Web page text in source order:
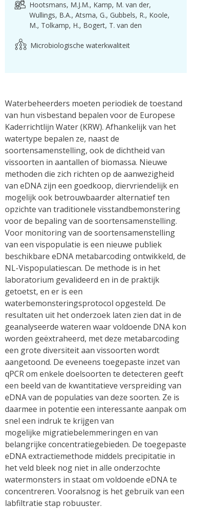
Hootsmans, M.J.M. Kamp, M. van der
Wullings, B.A. Atsma, G. Gubbels, R. Koole,
M. Tolkamp, H. Bogert, T. van den
Microbiologische waterkwaliteit
Waterbeheerders moeten periodiek de toestand
van hun visbestand bepalen voor de Europese
Kaderrichtlijn Water (KRW). Afhankelijk van het
watertype bepalen ze, naast de
soortensamenstelling, ook de dichtheid van
vissoorten in aantallen of biomassa. Nieuwe
methoden die zich richten op de aanwezigheid
van eDNA zijn een goedkoop, diervriendelijk en
mogelijk ook betrouwbaarder alternatief ten
opzichte van traditionele visstandbemonstering
voor de bepaling van de soortensamenstelling.
Voor monitoring van de soortensamenstelling
van een vispopulatie is een nieuwe publiek
beschikbare eDNA metabarcoding ontwikkeld, de
NL-Vispopulatiescan. De methode is in het
laboratorium gevalideerd en in de praktijk
getoetst, en er is een
waterbemonsteringsprotocol opgesteld. De
resultaten uit het onderzoek laten zien dat in de
geanalyseerde wateren waar voldoende DNA kon
worden geëxtraheerd, met deze metabarcoding
een grote diversiteit aan vissoorten wordt
aangetoond. De eveneens toegepaste inzet van
qPCR om enkele doelsoorten te detecteren geeft
een beeld van de kwantitatieve verspreiding van
eDNA van de populaties van deze soorten. Ze is
daarmee in potentie een interessante aanpak om
snel een indruk te krijgen van
mogelijke migratiebelemmeringen en van
belangrijke concentratiegebieden. De toegepaste
eDNA extractiemethode middels precipitatie in
het veld bleek nog niet in alle onderzochte
watermonsters in staat om voldoende eDNA te
concentreren. Vooralsnog is het gebruik van een
labfiltratie stap robuuster.